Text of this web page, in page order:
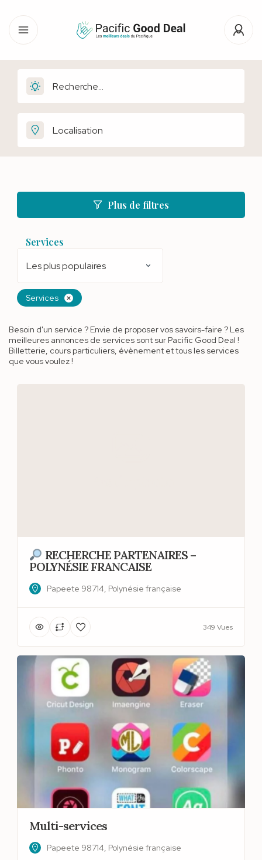
Plus de filtres
Services
Les plus populaires
Services
Besoin d'un service ? Envie de proposer vos savoirs-faire ? Les
meilleures annonces de services sont sur Pacific Good Deal !
Billetterie, cours particuliers, évènement et tous les services
que vous voulez !
RECHERCHE PARTENAIRES –
POLYNÉSIE FRANCAISE
Papeete 98714, Polynésie française
349 Vues
Multi-services
Papeete 98714, Polynésie française